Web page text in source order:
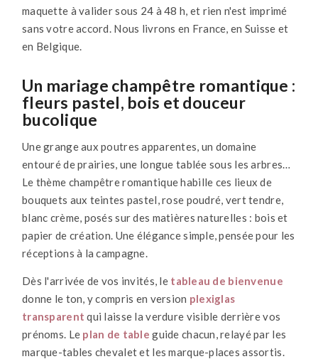
maquette à valider sous 24 à 48 h, et rien n'est imprimé
sans votre accord. Nous livrons en France, en Suisse et
en Belgique.
Un mariage champêtre romantique :
fleurs pastel, bois et douceur
bucolique
Une grange aux poutres apparentes, un domaine
entouré de prairies, une longue tablée sous les arbres…
Le thème champêtre romantique habille ces lieux de
bouquets aux teintes pastel, rose poudré, vert tendre,
blanc crème, posés sur des matières naturelles : bois et
papier de création. Une élégance simple, pensée pour les
réceptions à la campagne.
Dès l'arrivée de vos invités, le tableau de bienvenue
donne le ton, y compris en version plexiglas
transparent qui laisse la verdure visible derrière vos
prénoms. Le plan de table guide chacun, relayé par les
marque-tables chevalet et les marque-places assortis.